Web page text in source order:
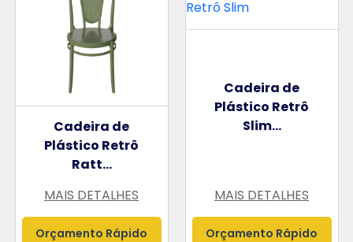
Cadeira de
Plástico Retrô
Ratt...
MAIS DETALHES
Orçamento Rápido
Cadeira de
Plástico Retrô
Slim...
MAIS DETALHES
Orçamento Rápido